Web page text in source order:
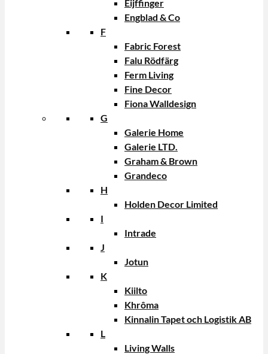
Eijffinger
Engblad & Co
F
Fabric Forest
Falu Rödfärg
Ferm Living
Fine Decor
Fiona Walldesign
G
Galerie Home
Galerie LTD.
Graham & Brown
Grandeco
H
Holden Decor Limited
I
Intrade
J
Jotun
K
Kiilto
Khrôma
Kinnalin Tapet och Logistik AB
L
Living Walls